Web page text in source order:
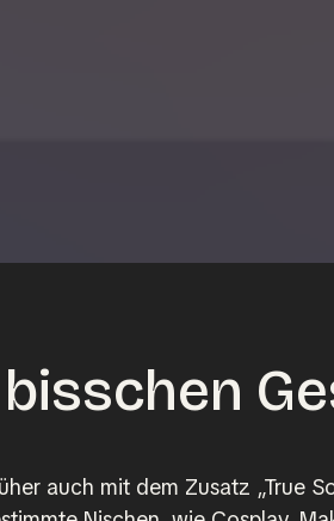
bisschen
auch mit dem Zusatz „True